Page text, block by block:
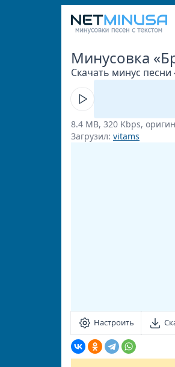
Минусовка
Скачать минус песни
8.4 MB, 320 Kbps,
Загрузил: vitams
Настроить